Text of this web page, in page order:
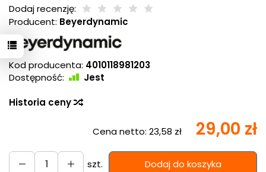
Dodaj recenzję:
Producent: Beyerdynamic
Kod producenta: 4010118981203
Dostępność:
Jest
Historia ceny
Cena netto: 23,58 zł 29,00 zł
szt.
Dodaj do koszyka